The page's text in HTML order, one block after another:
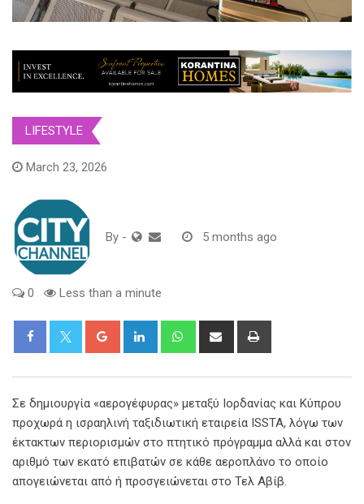
LIFESTYLE
March 23, 2026
By - 5 months ago
0 Less than a minute
Google+ LinkedIn WhatsappShare
Σε δημιουργία «αερογέφυρας» μεταξύ Ιορδανίας και Κύπρου
προχωρά η ισραηλινή ταξιδιωτική εταιρεία ISSTA, λόγω των
έκτακτων περιορισμών στο πτητικό πρόγραμμα αλλά και στον
αριθμό των εκατό επιβατών σε κάθε αεροπλάνο το οποίο
απογειώνεται από ή προσγειώνεται στο Τελ Αβίβ.